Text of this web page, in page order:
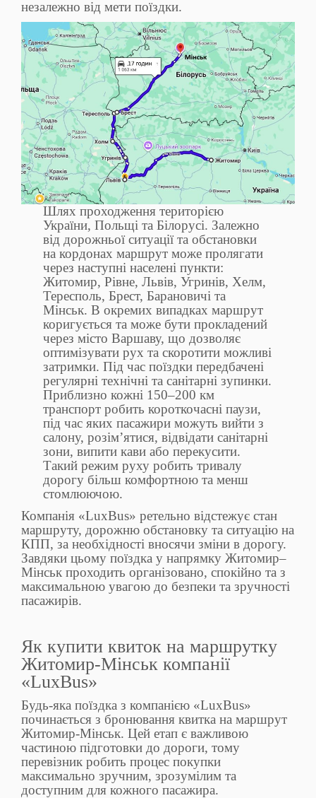
незалежно від мети поїздки.
Шлях проходження територією
України, Польщі та Білорусі. Залежно
від дорожньої ситуації та обстановки
на кордонах маршрут може пролягати
через наступні населені пункти:
Житомир, Рівне, Львів, Угринів, Хелм,
Тересполь, Брест, Барановичі та
Мінськ. В окремих випадках маршрут
коригується та може бути прокладений
через місто Варшаву, що дозволяє
оптимізувати рух та скоротити можливі
затримки. Під час поїздки передбачені
регулярні технічні та санітарні зупинки.
Приблизно кожні 150–200 км
транспорт робить короткочасні паузи,
під час яких пасажири можуть вийти з
салону, розім’ятися, відвідати санітарні
зони, випити кави або перекусити.
Такий режим руху робить тривалу
дорогу більш комфортною та менш
стомлюючою.
Компанія «LuxBus» ретельно відстежує стан
маршруту, дорожню обстановку та ситуацію на
КПП, за необхідності вносячи зміни в дорогу.
Завдяки цьому поїздка у напрямку Житомир–
Мінськ проходить організовано, спокійно та з
максимальною увагою до безпеки та зручності
пасажирів.
Як купити квиток на маршрутку
Житомир-Мінськ компанії
«LuxBus»
Будь-яка поїздка з компанією «LuxBus»
починається з бронювання квитка на маршрут
Житомир-Мінськ. Цей етап є важливою
частиною підготовки до дороги, тому
перевізник робить процес покупки
максимально зручним, зрозумілим та
доступним для кожного пасажира.